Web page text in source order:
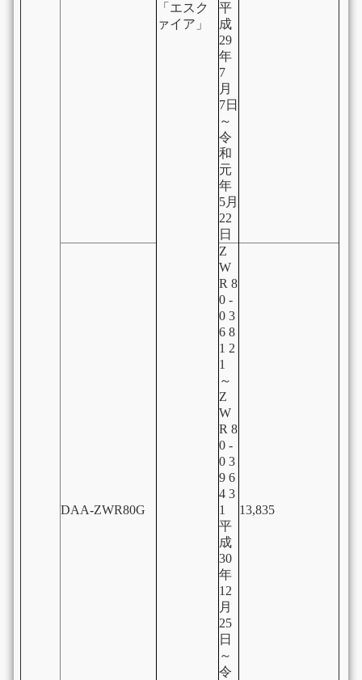
「エスク
ァイア」
平
成
29
年
7
月
7日
～
令
和
元
年
5月
22
日
DAA-ZWR80G
Z
W
R 8
0 -
0 3
6 8
1 2
1
～
Z
W
R 8
0 -
0 3
9 6
4 3
1
平
成
30
年
12
月
25
日
～
令
13,835